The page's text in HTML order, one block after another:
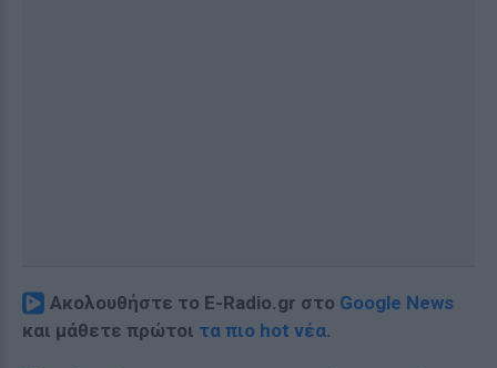
Ακολουθήστε το E-Radio.gr στο Google News
και μάθετε πρώτοι τα πιο hot νέα.